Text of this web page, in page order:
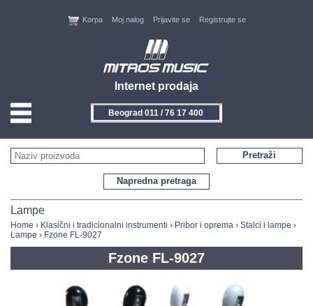
Internet prodaja
Korpa Moj nalog Prijavite se Registrujte se
Beograd 011 / 76 17 400
HOME
KONTAKT
NOVITETI
FEEDBACK
Napredna pretraga
Pretraži
Lampe
Home › Klasični i tradicionalni instrumenti › Pribor i oprema › Stalci i lampe ›
Lampe › Fzone FL-9027
Fzone FL-9027